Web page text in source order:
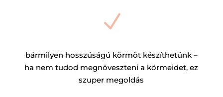
N
bármilyen hosszúságú körmöt készíthetünk –
ha nem tudod megnöveszteni a körmeidet, ez
szuper megoldás